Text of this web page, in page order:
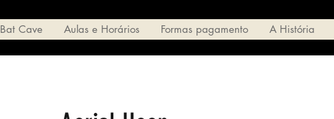
Bat Cave Aulas e Horários Formas pagamento A História